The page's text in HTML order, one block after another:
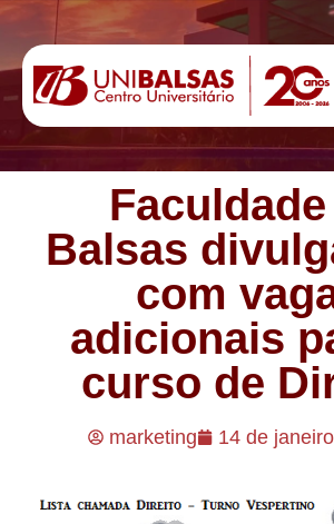
Balsas
com
adicionais
curso de
marketing 14 de